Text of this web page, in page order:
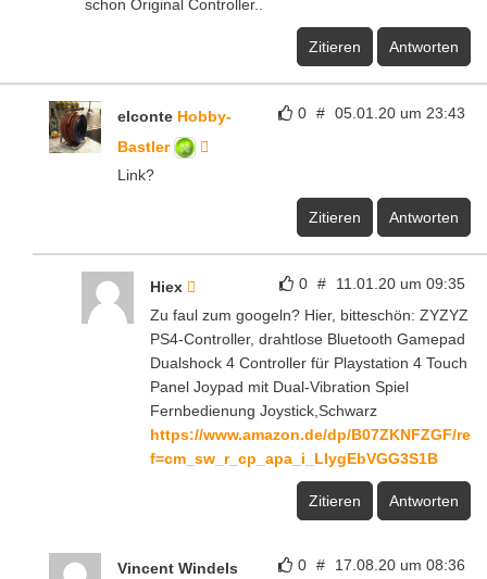
schon Original Controller..
Zitieren Antworten
0 # 05.01.20 um 23:43
elconte Hobby-
Bastler
Link?
Zitieren Antworten
0 # 11.01.20 um 09:35
Hiex
Zu faul zum googeln? Hier, bitteschön: ZYZYZ
PS4-Controller, drahtlose Bluetooth Gamepad
Dualshock 4 Controller für Playstation 4 Touch
Panel Joypad mit Dual-Vibration Spiel
Fernbedienung Joystick,Schwarz
https://www.amazon.de/dp/B07ZKNFZGF/re
f=cm_sw_r_cp_apa_i_LIygEbVGG3S1B
Zitieren Antworten
0 # 17.08.20 um 08:36
Vincent Windels